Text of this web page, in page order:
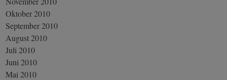
Oktober 2010
September 2010
August 2010
Juli 2010
Juni 2010
Mai 2010